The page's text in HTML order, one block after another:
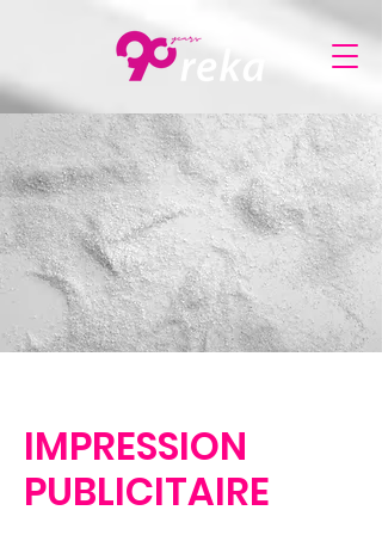
IMPRESSION
PUBLICITAIRE